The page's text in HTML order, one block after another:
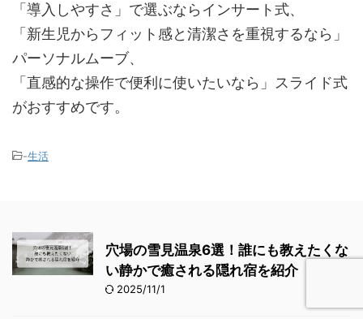
「導入しやすさ」で選ぶならインサート式、
「新生児からフィット感と清潔さを重視するなら」
パーソナルムーブ、
「直感的な操作で便利に使いたいなら」スライド式
がおすすめです。
-生活
穴場の雪見温泉6選！誰にも教えたくな
い静かで癒される隠れ宿を紹介
2025/11/1